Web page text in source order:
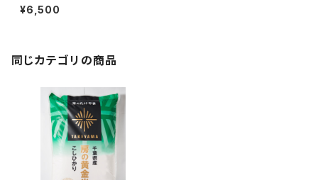
¥6,500
同じカテゴリの商品